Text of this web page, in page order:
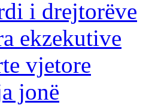
i drejtorëve
ekzekutive
vjetore
jonë